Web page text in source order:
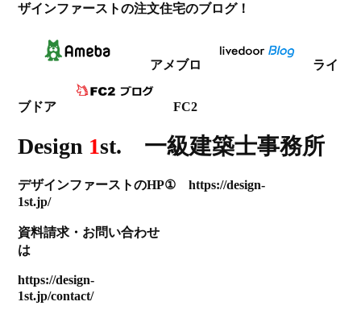
ザインファーストの注文住宅のブログ！
アメブロ ライ
ブドア FC2
Design 1st. 一級建築士事務所
デザインファーストのHP① https://design-
1st.jp/
資料請求 ・ お問い合わせ
は
https://design-
1st.jp/contact/